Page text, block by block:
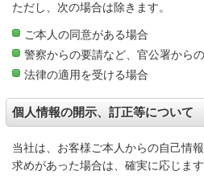
ただし、次の場合は除きます。
ご本人の同意がある場合
警察からの要請など、官公署から
法律の適用を受ける場合
個人情報の開示、訂正等について
当社は、お客様ご本人からの自己情
求めがあった場合は、確実に応じます